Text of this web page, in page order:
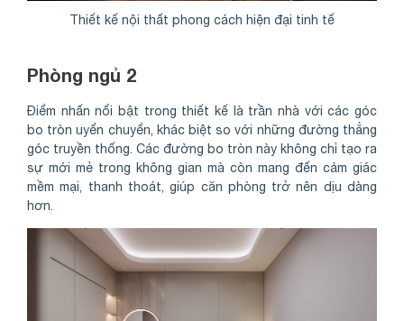
Thiết kế nội thất phong cách hiện đại tinh tế
Phòng ngủ 2
Điểm nhấn nổi bật trong thiết kế là trần nhà với các góc
bo tròn uyển chuyển, khác biệt so với những đường thẳng
góc truyền thống. Các đường bo tròn này không chỉ tạo ra
sự mới mẻ trong không gian mà còn mang đến cảm giác
mềm mại, thanh thoát, giúp căn phòng trở nên dịu dàng
hơn.